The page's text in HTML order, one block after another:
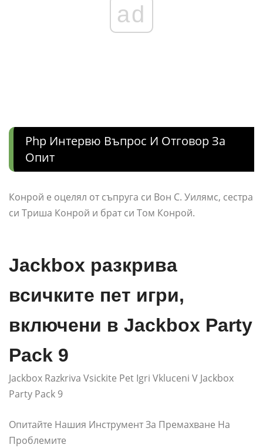
ad
Php Интервю Въпрос И Отговор За
Опит
Конрой е оцелял от съпруга си Вон С. Уилямс, сестра
си Триша Конрой и брат си Том Конрой.
Jackbox разкрива
всичките пет игри,
включени в Jackbox Party
Pack 9
Jackbox Razkriva Vsickite Pet Igri Vkluceni V Jackbox
Party Pack 9
Опитайте Нашия Инструмент За Премахване На
Проблемите